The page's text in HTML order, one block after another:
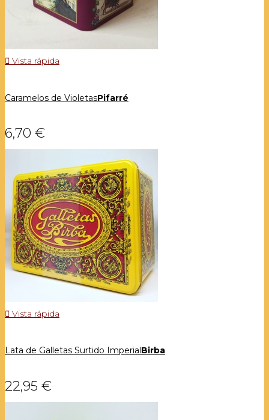
 Vista rápida
Caramelos de VioletasPifarré
6,70 €
 Vista rápida
Lata de Galletas Surtido Imperial Birba
22,95 €